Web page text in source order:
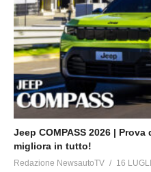
Jeep COMPASS 2026 |
migliora in tutto!
Redazione NewsautoTV 16